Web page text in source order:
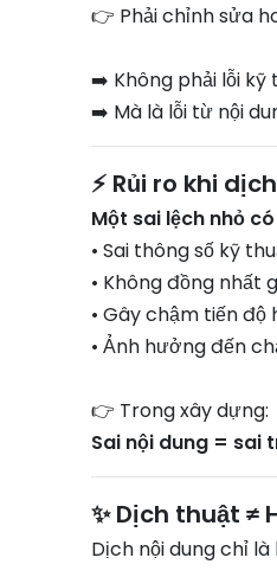
👉 Phải chỉnh sửa
➡️ Không phải lỗi kỹ
➡️ Mà là lỗi từ nội
⚡ Rủi ro khi
Một sai lệch nhỏ
• Sai thông số kỹ
• Không đồng nhất
• Gây chậm tiến
• Ảnh hưởng đến
👉 Trong xây dựng:
Sai nội dung = sai
✨ Dịch thuật ≠
Dịch nội dung chỉ